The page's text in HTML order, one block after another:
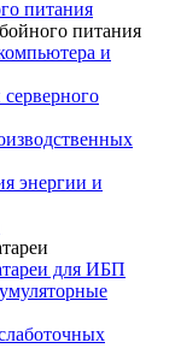
питания
питания
и
энергии и
для ИБП